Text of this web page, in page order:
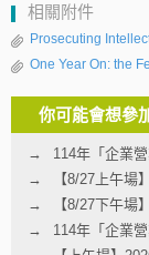
相關附件
Prosecuting
One Year On: the
你可能會想參
114年「企業
【8/27上午場
【8/27下午場
114年「企業